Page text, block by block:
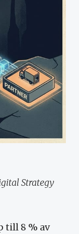
Strategy
till 8 % av